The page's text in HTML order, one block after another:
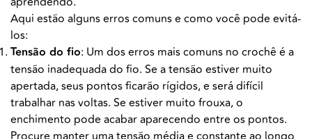
Aqui estão alguns erros comuns e como você pode evitá-
los:
Tensão do fio: Um dos erros mais comuns no crochê é a
tensão inadequada do fio. Se a tensão estiver muito
apertada, seus pontos ficarão rígidos, e será difícil
trabalhar nas voltas. Se estiver muito frouxa, o
enchimento pode acabar aparecendo entre os pontos.